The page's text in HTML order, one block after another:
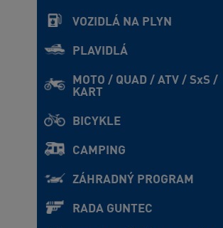
VOZIDLÁ NA PLYN
PLAVIDLÁ
MOTO / QUAD / ATV / SxS /
KART
BICYKLE
CAMPING
ZÁHRADNÝ PROGRAM
RADA GUNTEC